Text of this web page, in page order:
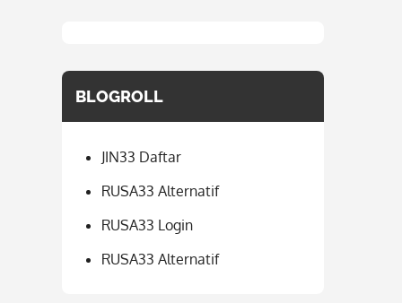
BLOGROLL
JIN33 Daftar
RUSA33 Alternatif
RUSA33 Login
RUSA33 Alternatif